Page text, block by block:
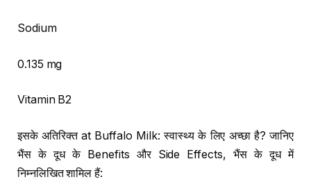
Sodium
0.135 mg
Vitamin B2
इसके अतिरिक्त at Buffalo Milk: स्वास्थ्य के लिए अच्छा है? जानिए
भैंस के दूध के Benefits और Side Effects, भैंस के दूध में
निम्नलिखित शामिल हैं: